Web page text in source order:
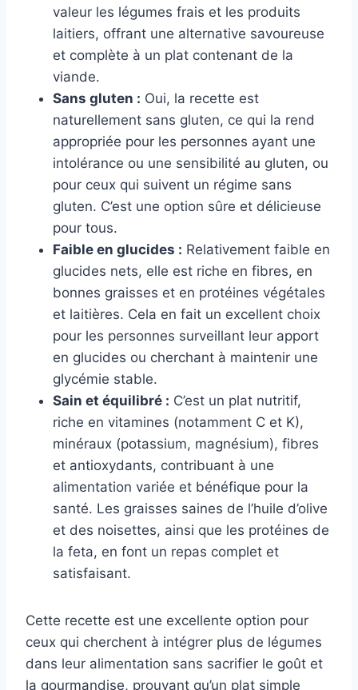
valeur les légumes frais et les produits
laitiers, offrant une alternative savoureuse
et complète à un plat contenant de la
viande.
Sans gluten : Oui, la recette est
naturellement sans gluten, ce qui la rend
appropriée pour les personnes ayant une
intolérance ou une sensibilité au gluten, ou
pour ceux qui suivent un régime sans
gluten. C’est une option sûre et délicieuse
pour tous.
Faible en glucides : Relativement faible en
glucides nets, elle est riche en fibres, en
bonnes graisses et en protéines végétales
et laitières. Cela en fait un excellent choix
pour les personnes surveillant leur apport
en glucides ou cherchant à maintenir une
glycémie stable.
Sain et équilibré : C’est un plat nutritif,
riche en vitamines (notamment C et K),
minéraux (potassium, magnésium), fibres
et antioxydants, contribuant à une
alimentation variée et bénéfique pour la
santé. Les graisses saines de l’huile d’olive
et des noisettes, ainsi que les protéines de
la feta, en font un repas complet et
satisfaisant.
Cette recette est une excellente option pour
ceux qui cherchent à intégrer plus de légumes
dans leur alimentation sans sacrifier le goût et
la gourmandise, prouvant qu’un plat simple